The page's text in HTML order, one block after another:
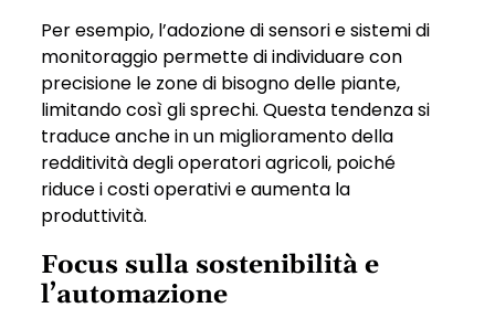
Per esempio, l’adozione di sensori e sistemi di
monitoraggio permette di individuare con
precisione le zone di bisogno delle piante,
limitando così gli sprechi. Questa tendenza si
traduce anche in un miglioramento della
redditività degli operatori agricoli, poiché
riduce i costi operativi e aumenta la
produttività.
Focus sulla sostenibilità e
l’automazione